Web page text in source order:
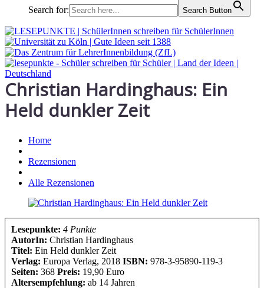
Search for: Search Button
Christian Hardinghaus: Ein
Held dunkler Zeit
Home
Rezensionen
Alle Rezensionen
Lesepunkte: 4 Punkte
AutorIn: Christian Hardinghaus
Titel: Ein Held dunkler Zeit
Verlag: Europa Verlag, 2018 ISBN: 978-3-95890-119-3
Seiten: 368 Preis: 19,90 Euro
Altersempfehlung: ab 14 Jahren